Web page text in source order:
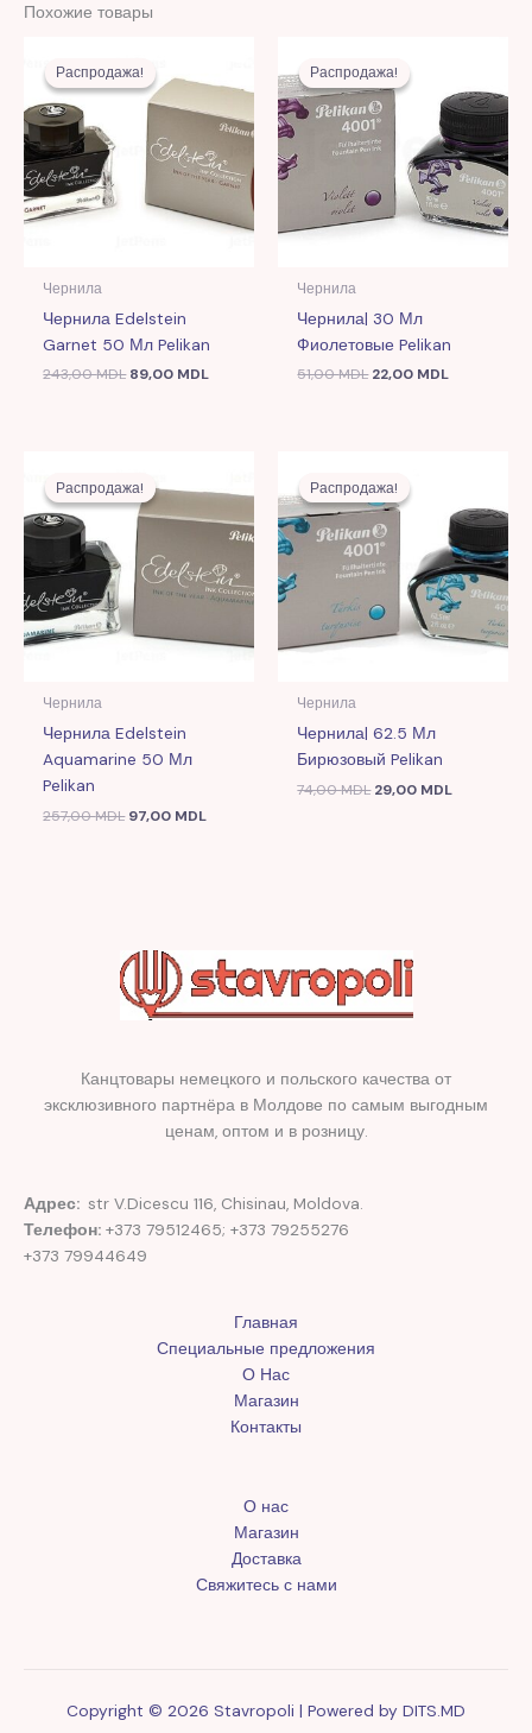
Похожие товары
Распродажа!
Распродажа!
Чернила
Чернила Edelstein
Garnet 50 Мл Pelikan
243,00MDL
цена
составляла
243,00 MDL.
89,00 MDL
89,00 MDL.
Распродажа!
Распродажа!
Чернила
Чернила| 30 Мл
Фиолетовые Pelikan
51,00MDL
цена
составляла
51,00 MDL.
22,00 MDL
Распродажа!
Распродажа!
Чернила
Чернила Edelstein
Aquamarine 50 Мл
Pelikan
257,00MDL
составляла
257,00 MDL.
97,00 MDL
97,00 MDL.
Распродажа!
Распродажа!
Чернила
Чернила| 62.5 Мл
Бирюзовый Pelikan
74,00MDL
составляла
74,00 MDL.
29,00 MDL
Канцтовары немецкого и польского качества от
эксклюзивного партнёра в Молдове по самым выгодным
ценам, оптом и в розницу.
Адрес: str V.Dicescu 116, Chisinau, Moldova.
Телефон: +373 79512465; +373 79255276
+373 79944649
Главная
Специальные предложения
О Нас
Магазин
Контакты
О нас
Магазин
Доставка
Свяжитесь с нами
Copyright © 2026 Stavropoli | Powered by DITS.MD